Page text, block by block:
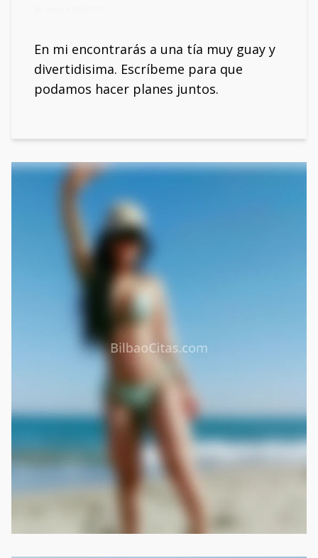
En mi encontrarás a una tía muy guay y
divertidisima. Escríbeme para que
podamos hacer planes juntos.